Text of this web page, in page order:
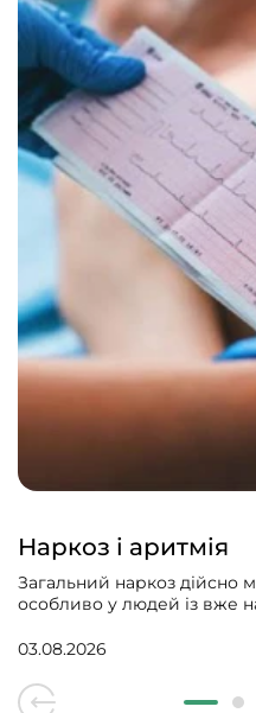
Наркоз і аритмія
Загальний наркоз
особливо у людей із вже
серцевого ритму,
03.08.2026